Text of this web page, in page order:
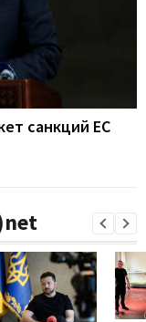
санкций ЕС